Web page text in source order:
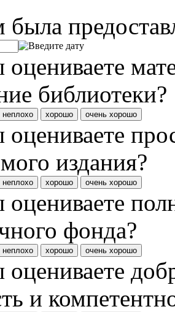
была
библиотеки?
неплохо хорошо очень хорошо
издания?
неплохо хорошо очень хорошо
фонда?
неплохо хорошо очень хорошо
и